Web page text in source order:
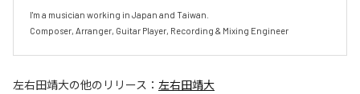
I'm a musician working in Japan and Taiwan.
Composer, Arranger, Guitar Player, Recording & Mixing Engineer
左右田靖大の他のリリース： 左右田靖大